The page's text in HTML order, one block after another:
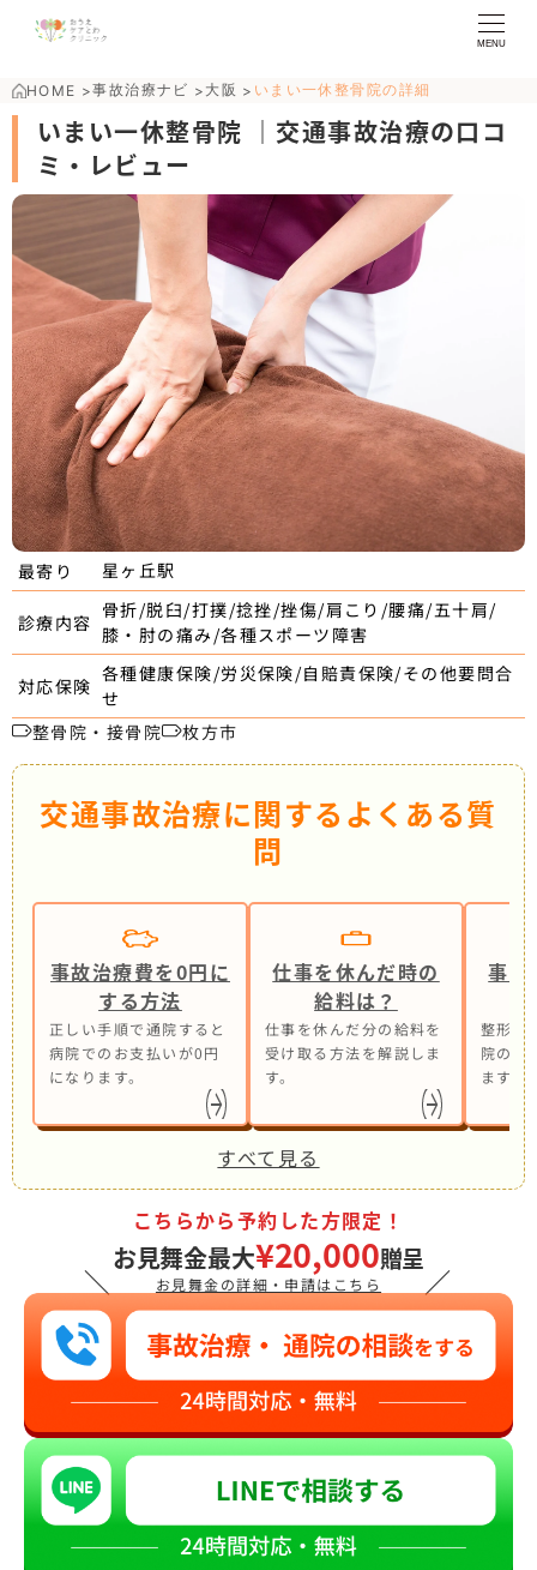
MENU
HOME >事故治療ナビ > 大阪 > いまい一休整骨院の詳細
いまい一休整骨院 ｜交通事故治療の口コ
ミ・レビュー
最寄り 星ヶ丘駅
診療内容
骨折/脱臼/打撲/捻挫/挫傷/肩こり/腰痛/五十肩/
膝・肘の痛み/各種スポーツ障害
対応保険
各種健康保険/労災保険/自賠責保険/その他要問合
せ
整骨院・接骨院
枚方市
交通事故治療に関するよくある質
問
事故治療費を0円に
する方法
正しい手順で通院すると
病院でのお支払いが0円
になります。
仕事を休んだ時の
給料は？
仕事を休んだ分の給料を
受け取る方法を解説しま
す。
事故
整形外
院の併
ます。
すべて見る
＼
こちらから予約した方限定！
お見舞金最大¥20,000贈呈
お見舞金の詳細・申請はこちら ／